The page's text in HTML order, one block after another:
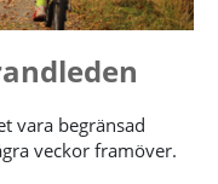
vara begränsad
veckor framöver.